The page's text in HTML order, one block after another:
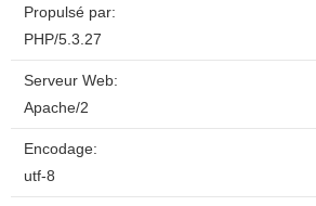
Propulsé par:
PHP/5.3.27
Serveur Web:
Apache/2
Encodage:
utf-8